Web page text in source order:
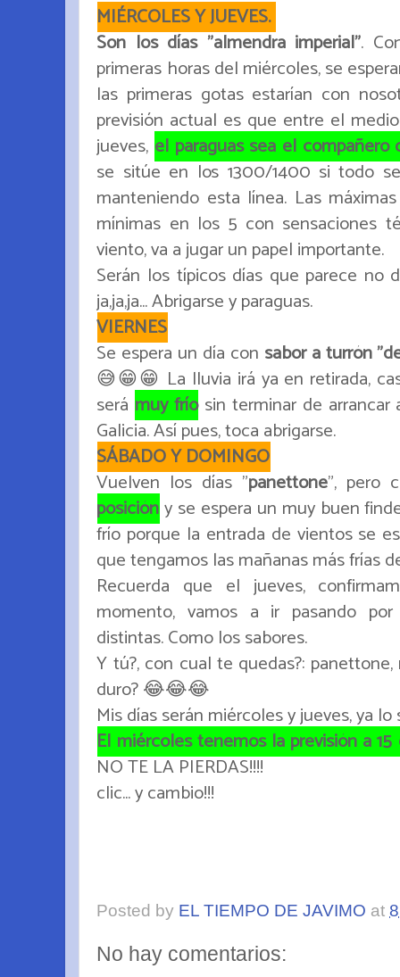
MIÉRCOLES Y JUEVES.
Son los días "almendra imperial".
primeras horas del miércoles, se
las primeras gotas estarían con
previsión actual es que entre el
jueves, el paraguas sea el compañero
se sitúe en los 1300/1400 si todo
manteniendo esta línea. Las
mínimas en los 5 con sensaciones
viento, va a jugar un papel importante.
Serán los típicos días que parece no
ja,ja,ja... Abrigarse y paraguas.
VIERNES
Se espera un día con sabor a turrón
😅😁😁 La lluvia irá ya en retirada,
será muy fríosin terminar de arrancar
Galicia. Así pues, toca abrigarse.
SÁBADO Y DOMINGO
Vuelven los días "panettone", pero
posicióny se espera un muy buen
frío porque la entrada de vientos se
que tengamos las mañanas más frías
Recuerda que el jueves,
momento, vamos a ir pasando
distintas. Como los sabores.
Y tú?, con cual te quedas?:
duro? 😂😂😂
Mis días serán miércoles y jueves, ya
El miércoles tenemos la previsión a 15
NO TE LA PIERDAS!!!!
clic... y cambio!!!
Posted by EL TIEMPO DE JAVIMO at
No hay comentarios: